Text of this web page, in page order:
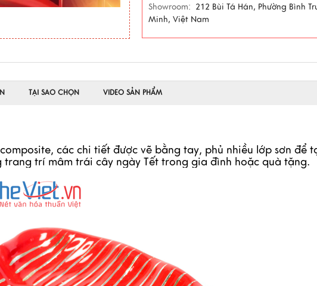
Showroom: 212 Bùi Tá Hán, Phường Bình
Minh, Việt Nam
TẠI SAO CHỌN VIDEO SẢN PHẨM
các chi tiết được vẽ bằng tay, phủ nhiều lớp sơn để
trang trí mâm trái cây ngày Tết trong gia đình hoặc quà tặng.